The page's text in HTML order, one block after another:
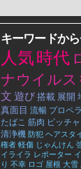
キーワードか
人気時代
ナウイルス
文 遊び 搭載 展開
真面目 流暢 プロペラ
たばこ 筋肉 ピッチ
清浄機 防犯 ヘアスタ
権者 軽傷 じゃんけん
イライラ レポーター
り 不幸 ロゴ 屋根 大雪